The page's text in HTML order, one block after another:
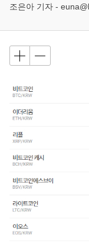
조은아 기자 -